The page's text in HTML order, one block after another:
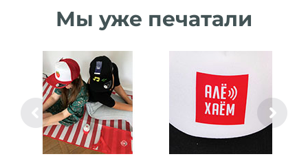
Мы уже печатали